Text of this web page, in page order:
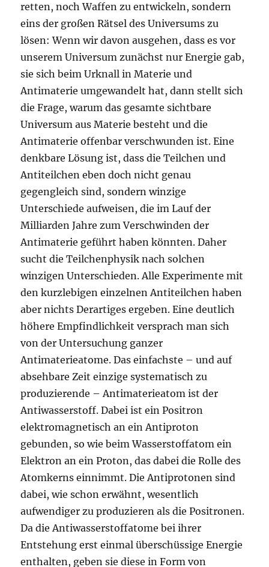
retten, noch Waffen zu entwickeln, sondern
eins der großen Rätsel des Universums zu
lösen: Wenn wir davon ausgehen, dass es vor
unserem Universum zunächst nur Energie gab,
sie sich beim Urknall in Materie und
Antimaterie umgewandelt hat, dann stellt sich
die Frage, warum das gesamte sichtbare
Universum aus Materie besteht und die
Antimaterie offenbar verschwunden ist. Eine
denkbare Lösung ist, dass die Teilchen und
Antiteilchen eben doch nicht genau
gegengleich sind, sondern winzige
Unterschiede aufweisen, die im Lauf der
Milliarden Jahre zum Verschwinden der
Antimaterie geführt haben könnten. Daher
sucht die Teilchenphysik nach solchen
winzigen Unterschieden. Alle Experimente mit
den kurzlebigen einzelnen Antiteilchen haben
aber nichts Derartiges ergeben. Eine deutlich
höhere Empfindlichkeit versprach man sich
von der Untersuchung ganzer
Antimaterieatome. Das einfachste – und auf
absehbare Zeit einzige systematisch zu
produzierende – Antimaterieatom ist der
Antiwasserstoff. Dabei ist ein Positron
elektromagnetisch an ein Antiproton
gebunden, so wie beim Wasserstoffatom ein
Elektron an ein Proton, das dabei die Rolle des
Atomkerns einnimmt. Die Antiprotonen sind
dabei, wie schon erwähnt, wesentlich
aufwendiger zu produzieren als die Positronen.
Da die Antiwasserstoffatome bei ihrer
Entstehung erst einmal überschüssige Energie
enthalten, geben sie diese in Form von